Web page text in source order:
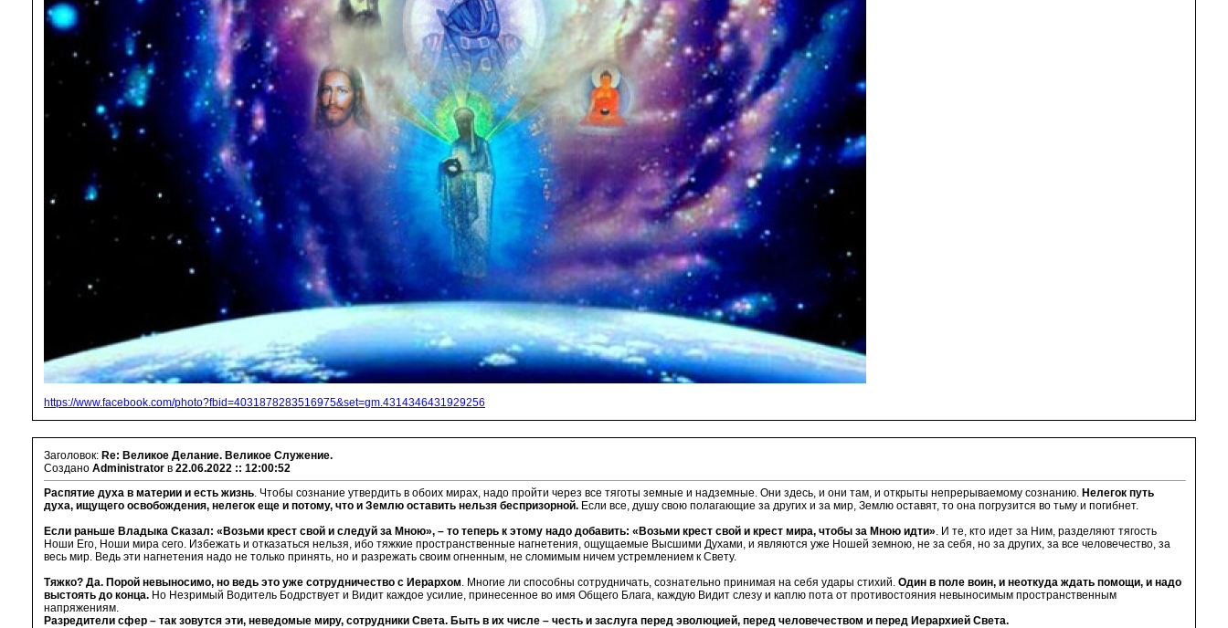
https://www.facebook.com/photo?fbid=4031878283516975&set=gm.4314346431929256
Заголовок: Re: Великое Делание. Великое Служение.
Создано Administrator в 22.06.2022 :: 12:00:52
Распятие духа в материи и есть жизнь. Чтобы сознание утвердить в обоих мирах, надо пройти через все тяготы земные и надземные. Они здесь, и они там, и открыты непрерываемому сознанию. Нелегок путь
духа, ищущего освобождения, нелегок еще и потому, что и Землю оставить нельзя беспризорной. Если все, душу свою полагающие за других и за мир, Землю оставят, то она погрузится во тьму и погибнет.
Если раньше Владыка Сказал: «Возьми крест свой и следуй за Мною», – то теперь к этому надо добавить: «Возьми крест свой и крест мира, чтобы за Мною идти». И те, кто идет за Ним, разделяют тягость
Ноши Его, Ноши мира сего. Избежать и отказаться нельзя, ибо тяжкие пространственные нагнетения, ощущаемые Высшими Духами, и являются уже Ношей земною, не за себя, но за других, за все человечество, за
весь мир. Ведь эти нагнетения надо не только принять, но и разрежать своим огненным, не сломимым ничем устремлением к Свету.
Тяжко? Да. Порой невыносимо, но ведь это уже сотрудничество с Иерархом. Многие ли способны сотрудничать, сознательно принимая на себя удары стихий. Один в поле воин, и неоткуда ждать помощи, и надо
выстоять до конца. Но Незримый Водитель Бодрствует и Видит каждое усилие, принесенное во имя Общего Блага, каждую Видит слезу и каплю пота от противостояния невыносимым пространственным
напряжениям.
Разредители сфер – так зовутся эти, неведомые миру, сотрудники Света. Быть в их числе – честь и заслуга перед эволюцией, перед человечеством и перед Иерархией Света.